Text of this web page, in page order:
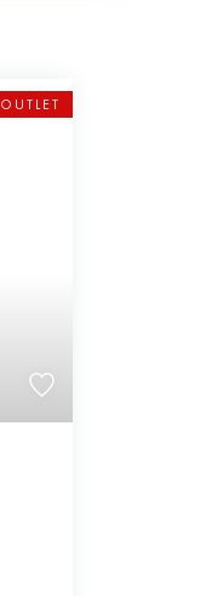
OUTLET